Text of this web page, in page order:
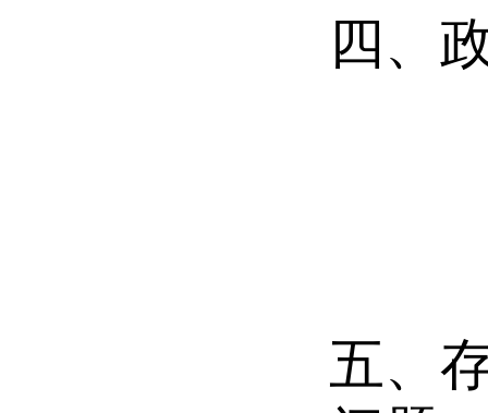
四、
五、